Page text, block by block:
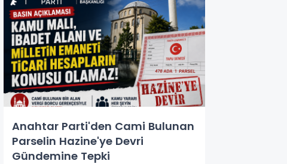
Anahtar Parti'den Cami Bulunan
Parselin Hazine'ye Devri
Gündemine Tepki